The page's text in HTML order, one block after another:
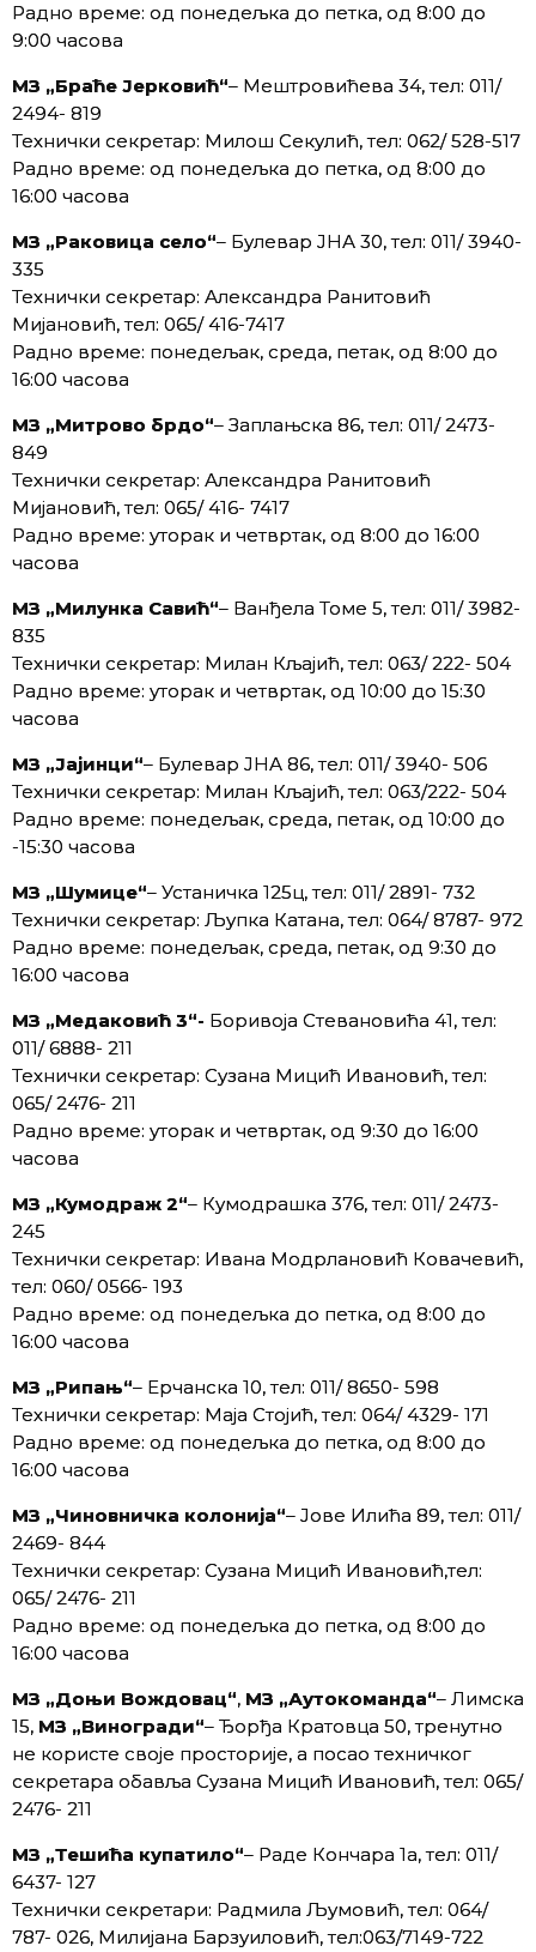
Радно време: од понедељка до петка, од 8:00 до
9:00 часова
МЗ „Браће Јерковић“– Мештровићева 34, тел: 011/
2494- 819
Технички секретар: Милош Секулић, тел: 062/ 528-517
Радно време: oд понедељка до петка, од 8:00 до
16:00 часова
МЗ „Раковица село“– Булевар ЈНА 30, тел: 011/ 3940-
335
Технички секретар: Александра Ранитовић
Мијановић, тел: 065/ 416-7417
Радно време: понедељак, среда, петак, од 8:00 до
16:00 часова
МЗ „Митрово брдо“– Заплањска 86, тел: 011/ 2473-
849
Технички секретар: Александра Ранитовић
Мијановић, тел: 065/ 416- 7417
Радно време: уторак и четвртак, од 8:00 до 16:00
часова
МЗ „Милунка Савић“– Ванђела Томе 5, тел: 011/ 3982-
835
Технички секретар: Милан Кљајић, тел: 063/ 222- 504
Радно време: уторак и четвртак, од 10:00 до 15:30
часова
МЗ „Јајинци“– Булевар ЈНА 86, тел: 011/ 3940- 506
Технички секретар: Милан Кљајић, тел: 063/222- 504
Радно време: понедељак, среда, петак, од 10:00 до
-15:30 часова
МЗ „Шумице“– Устаничка 125ц, тел: 011/ 2891- 732
Технички секретар: Љупка Катана, тел: 064/ 8787- 972
Радно време: понедељак, среда, петак, од 9:30 до
16:00 часова
МЗ „Мeдаковић 3“- Боривоја Стевановића 41, тел:
011/ 6888- 211
Технички секретар: Сузана Мицић Ивановић, тел:
065/ 2476- 211
Радно време: уторак и четвртак, од 9:30 до 16:00
часова
МЗ „Кумодраж 2“– Кумодрашка 376, тел: 011/ 2473-
245
Технички секретар: Ивана Модрлановић Ковачевић,
тел: 060/ 0566- 193
Радно време: од понедељка до петка, од 8:00 до
16:00 часова
МЗ „Рипањ“– Ерчанска 10, тел: 011/ 8650- 598
Технички секретар: Маја Стојић, тел: 064/ 4329- 171
Радно време: од понедељка до петка, од 8:00 до
16:00 часова
МЗ „Чиновничка колонија“– Јове Илића 89, тел: 011/
2469- 844
Технички секретар: Сузана Мицић Ивановић,тел:
065/ 2476- 211
Радно време: од понедељка до петка, од 8:00 до
16:00 часова
МЗ „Доњи Вождовац“, МЗ „Аутокоманда“– Лимска
15, МЗ „Виногради“– Ђорђа Кратовца 50, тренутно
не користе своје просторије, а посао техничког
секретара обавља Сузана Мицић Ивановић, тел: 065/
2476- 211
МЗ „Тешића купатило“– Раде Кончара 1а, тел: 011/
6437- 127
Технички секретари: Радмила Љумовић, тел: 064/
787- 026, Милијана Барзуиловић, тел:063/7149-722